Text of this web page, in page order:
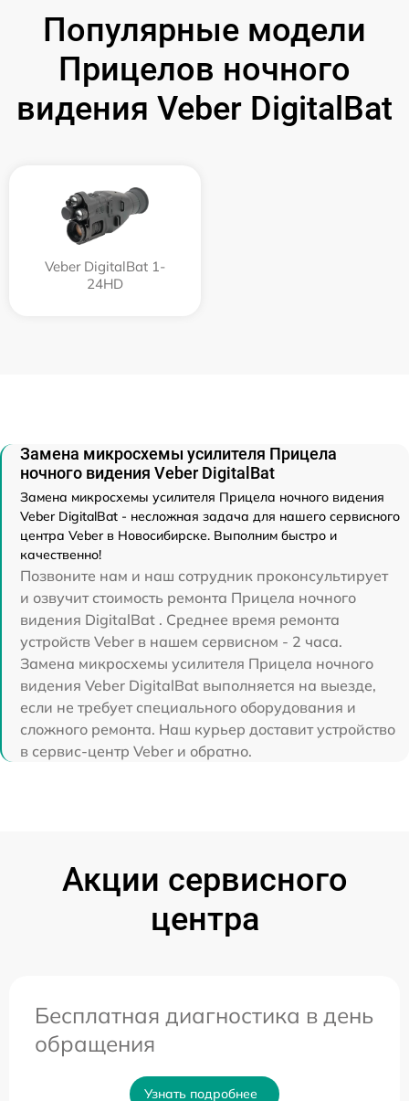
Популярные модели
Прицелов ночного
видения Veber DigitalBat
Veber DigitalBat 1-
24HD
Замена микросхемы усилителя Прицела
ночного видения Veber DigitalBat
Замена микросхемы усилителя Прицела ночного видения
Veber DigitalBat - несложная задача для нашего сервисного
центра Veber в Новосибирске. Выполним быстро и
качественно!
Позвоните нам и наш сотрудник проконсультирует
и озвучит стоимость ремонта Прицела ночного
видения DigitalBat . Среднее время ремонта
устройств Veber в нашем сервисном - 2 часа.
Замена микросхемы усилителя Прицела ночного
видения Veber DigitalBat выполняется на выезде,
если не требует специального оборудования и
сложного ремонта. Наш курьер доставит устройство
в сервис-центр Veber и обратно.
Акции сервисного
центра
Бесплатная диагностика в день
обращения
Узнать подробнее